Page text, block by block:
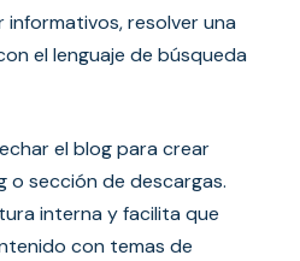
resolver una
el lenguaje de búsqueda
el blog para crear
o sección de descargas.
interna y facilita que
con temas de